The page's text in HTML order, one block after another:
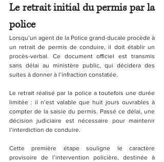
Le retrait initial du permis par la
police
Lorsqu’un agent de la Police grand-ducale procède à
un retrait de permis de conduire, il doit établir un
procès-verbal. Ce document officiel est transmis
sans délai au ministère public, qui décidera des
suites à donner à l’infraction constatée.
Le retrait réalisé par la police a toutefois une durée
limitée : il n’est valable que huit jours ouvrables à
compter de la saisie du permis. Passé ce délai, une
décision judiciaire est nécessaire pour maintenir
l’interdiction de conduire.
Cette première étape souligne le caractère
provisoire de l’intervention policière, destinée à